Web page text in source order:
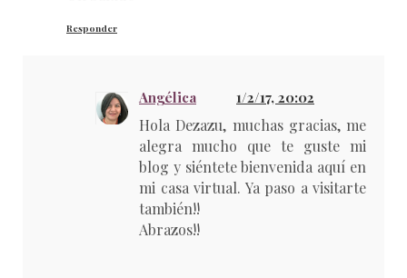
Responder
Angélica 1/2/17, 20:02
Hola Dezazu, muchas gracias, me
alegra mucho que te guste mi
blog y siéntete bienvenida aquí en
mi casa virtual. Ya paso a visitarte
también!!
Abrazos!!